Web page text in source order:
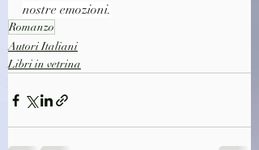
nostre emozioni.
Romanzo
Autori Italiani
Libri in vetrina